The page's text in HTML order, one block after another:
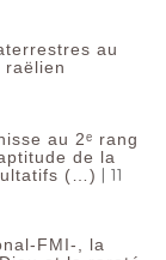
au
raëlien
au 2ᵉ rang
de la
(…) | 11
FMI-, la